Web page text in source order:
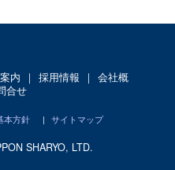
内 ｜ 採用情報 ｜
会社概
合せ
本方針 | サイトマップ
SHARYO, LTD.